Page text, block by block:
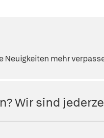
Neuigkeiten mehr
Wir sind